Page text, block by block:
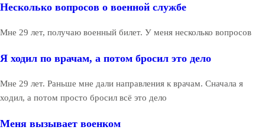
Несколько вопросов о военной службе
Мне 29 лет, получаю военный билет. У меня несколько вопросов
Я ходил по врачам, а потом бросил это дело
Мне 29 лет. Раньше мне дали направления к врачам. Сначала я
ходил, а потом просто бросил всё это дело
Меня вызывает военком